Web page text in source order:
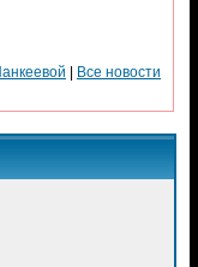
Все новости